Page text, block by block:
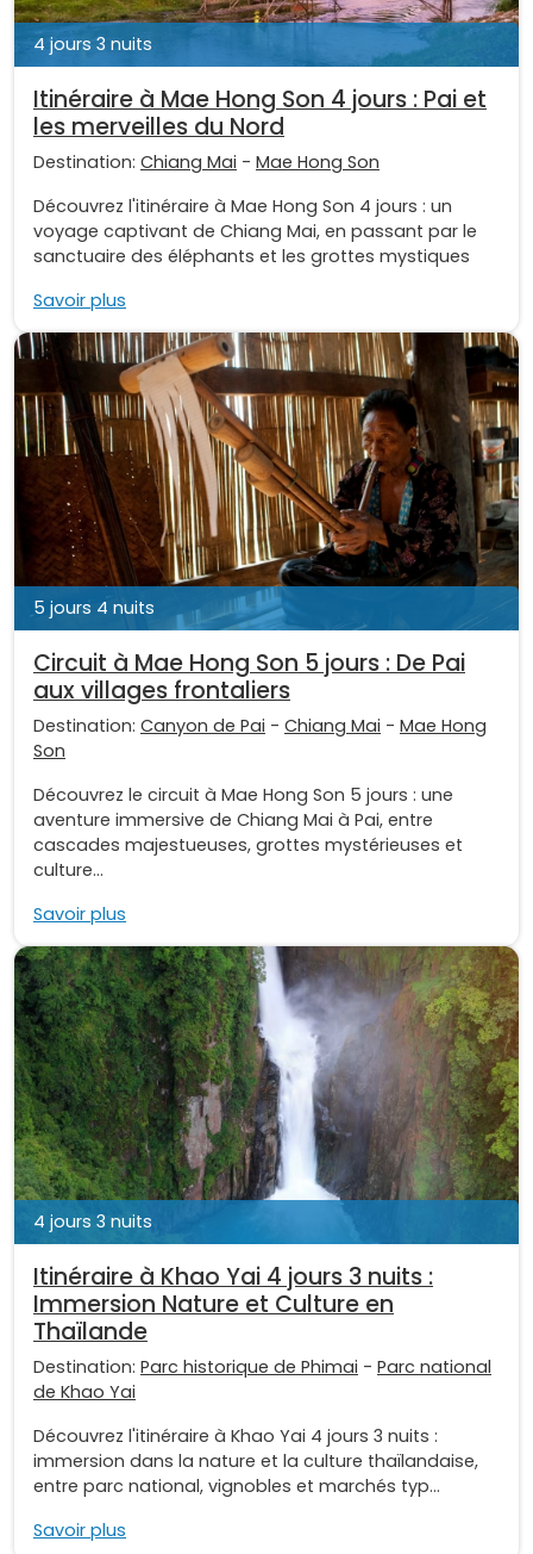
4 jours 3 nuits
Itinéraire à Mae Hong Son 4 jours : Pai et
les merveilles du Nord
Destination: Chiang Mai - Mae Hong Son
Découvrez l'itinéraire à Mae Hong Son 4 jours : un
voyage captivant de Chiang Mai, en passant par le
sanctuaire des éléphants et les grottes mystiques
Savoir plus
5 jours 4 nuits
Circuit à Mae Hong Son 5 jours : De Pai
aux villages frontaliers
Destination: Canyon de Pai - Chiang Mai - Mae Hong
Son
Découvrez le circuit à Mae Hong Son 5 jours : une
aventure immersive de Chiang Mai à Pai, entre
cascades majestueuses, grottes mystérieuses et
culture...
Savoir plus
4 jours 3 nuits
Itinéraire à Khao Yai 4 jours 3 nuits :
Immersion Nature et Culture en
Thaïlande
Destination: Parc historique de Phimai - Parc national
de Khao Yai
Découvrez l'itinéraire à Khao Yai 4 jours 3 nuits :
immersion dans la nature et la culture thaïlandaise,
entre parc national, vignobles et marchés typ...
Savoir plus